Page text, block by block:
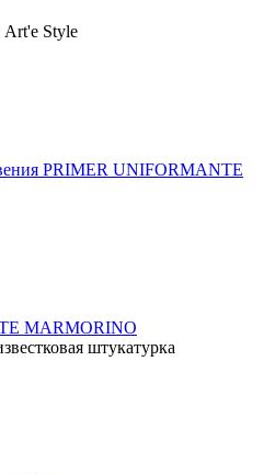
Art'e Style
PRIMER UNIFORMANTE
MARMORINO
штукатурка